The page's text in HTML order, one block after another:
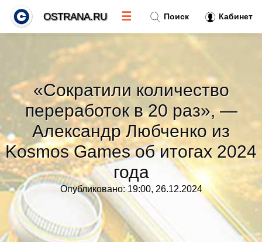
«Сократили количество
переработок в 20 раз», —
Александр Любченко из
Kosmos Games об итогах 2024
года
Опубликовано: 19:00, 26.12.2024
Поиск Кабинет
OSTRANA.RU ☰
Тренды новостей»
Рубрики»
Правила
Контакт